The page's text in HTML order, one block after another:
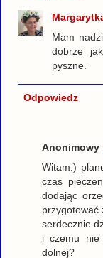
Mam
dobrze
pyszne.
Odpowiedz
Anonimowy
Witam:)
czas
dodając
przygotować
serdecznie
i czemu nie
dolnej?